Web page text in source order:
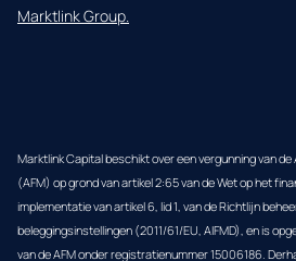
Marktlink Group.
Marktlink Capital beschikt over een vergunning van
(AFM) op grond van artikel 2:65 van de Wet op het
implementatie van artikel 6, lid 1, van de Richtlijn
beleggingsinstellingen (2011/61/EU, AIFMD), en is
van de AFM onder registratienummer 15006186.